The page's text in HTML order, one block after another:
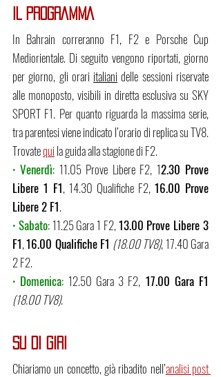
IL PROGRAMMA
In Bahrain correranno F1, F2 e Porsche Cup
Mediorientale. Di seguito vengono riportati, giorno
per giorno, gli orari italiani delle sessioni riservate
alle monoposto, visibili in diretta esclusiva su SKY
SPORT F1. Per quanto riguarda la massima serie,
tra parentesi viene indicato l’orario di replica su TV8.
Trovate qui la guida alla stagione di F2.
• Venerdì: 11.05 Prove Libere F2, 12.30 Prove
Libere 1 F1, 14.30 Qualifiche F2, 16.00 Prove
Libere 2 F1.
• Sabato: 11.25 Gara 1 F2, 13.00 Prove Libere 3
F1, 16.00 Qualifiche F1 (18.00 TV8), 17.40 Gara
2 F2.
• Domenica: 12.50 Gara 3 F2,
(18.00 TV8).
SU DI GIRI
Chiariamo un concetto, già ribadito nell’analisi post